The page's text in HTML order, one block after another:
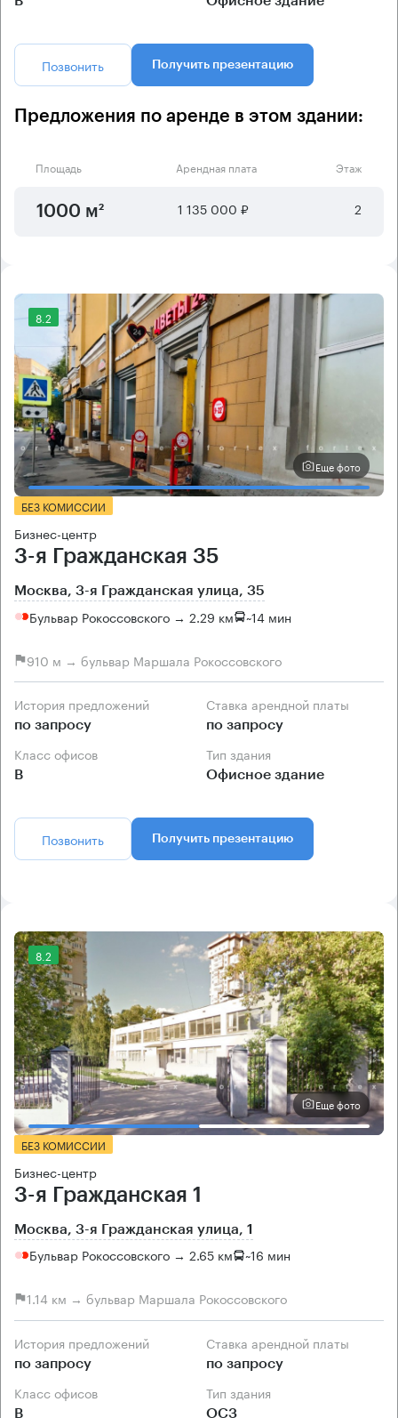
Позвонить Получить презентацию
Предложения по аренде в этом здании:
Площадь Арендная плата Этаж
1000 м² 1 135 000 ₽ 2
8.2
Еще фото
БЕЗ КОМИССИИ
Бизнес-центр
3-я Гражданская 35
Москва, 3-я Гражданская улица, 35
Бульвар Рокоссовского → 2.29 км ~14 мин
910 м → бульвар Маршала Рокоссовского
История предложений
по запросу
Ставка арендной платы
по запросу
Класс офисов
B
Тип здания
Офисное здание
Позвонить Получить презентацию
8.2
Еще фото
БЕЗ КОМИССИИ
Бизнес-центр
3-я Гражданская 1
Москва, 3-я Гражданская улица, 1
Бульвар Рокоссовского → 2.65 км ~16 мин
1.14 км → бульвар Маршала Рокоссовского
История предложений
по запросу
Ставка арендной платы
по запросу
Класс офисов
B
Тип здания
ОСЗ